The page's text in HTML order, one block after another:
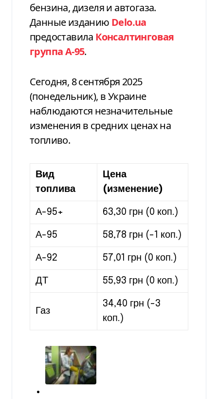
бензина, дизеля и автогаза.
Данные изданию Delo.ua
предоставила Консалтинговая
группа А-95.
Сегодня, 8 сентября 2025
(понедельник), в Украине
наблюдаются незначительные
изменения в средних ценах на
топливо.
Вид
топлива
Цена
(изменение)
А-95+ 63,30 грн (0 коп.)
А-95 58,78 грн (-1 коп.)
А-92 57,01 грн (0 коп.)
ДТ 55,93 грн (0 коп.)
Газ
34,40 грн (-3
коп.)